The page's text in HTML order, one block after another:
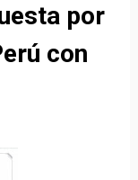
por
con